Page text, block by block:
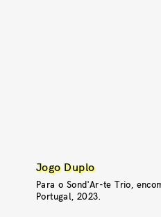
Jogo Duplo
Para o Sond'Ar-te Trio,
Portugal, 2023.